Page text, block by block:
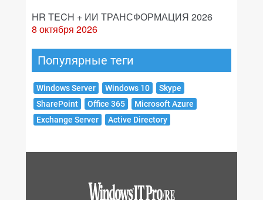
HR TECH + ИИ ТРАНСФОРМАЦИЯ 2026
8 октября 2026
Популярные теги
Windows Server Windows 10
Skype
SharePoint
Office 365
Microsoft Azure
Exchange Server
Active Directory